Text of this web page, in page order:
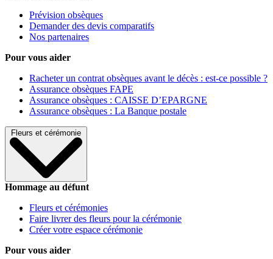
Prévision obsèques
Demander des devis comparatifs
Nos partenaires
Pour vous aider
Racheter un contrat obsèques avant le décès : est-ce possible ?
Assurance obsèques FAPE
Assurance obsèques : CAISSE D’EPARGNE
Assurance obsèques : La Banque postale
Fleurs et cérémonie
Hommage au défunt
Fleurs et cérémonies
Faire livrer des fleurs pour la cérémonie
Créer votre espace cérémonie
Pour vous aider